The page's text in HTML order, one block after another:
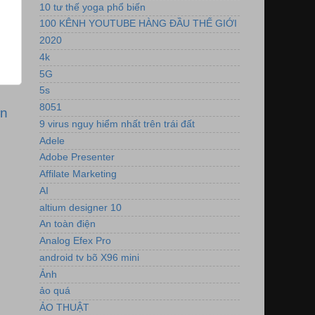
10 tư thế yoga phổ biến
100 KÊNH YOUTUBE HÀNG ĐẦU THẾ GIỚI
2020
4k
5G
5s
8051
9 virus nguy hiểm nhất trên trái đất
Adele
Adobe Presenter
Affilate Marketing
AI
altium designer 10
An toàn điện
Analog Efex Pro
android tv bõ X96 mini
Ảnh
ảo quá
ẢO THUẬT